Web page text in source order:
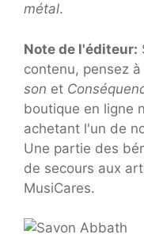
métal.
Note de l'éditeur:
contenu, pensez
son et
boutique en ligne
achetant l'un de
Une partie des
de secours aux
MusiCares.